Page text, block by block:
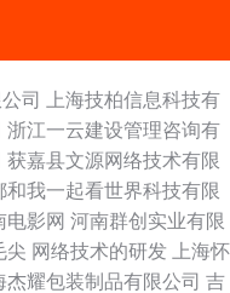
司
上海技柏信息科技有
浙江一云建设管理咨询有
获嘉县文源网络技术有限
和我一起看世界科技有限
电影网 河南群创实业有限
尖 网络技术的研发
上海怀
杰耀包装制品有限公司 吉